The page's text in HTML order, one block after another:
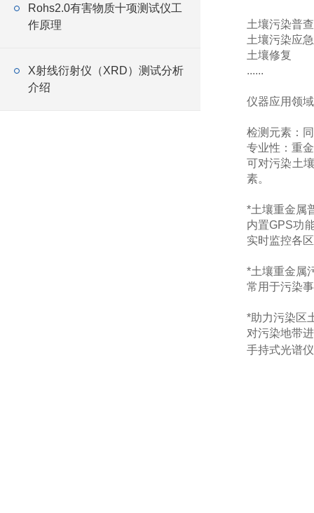
Rohs2.0有害物质十项测试仪工
作原理
X射线衍射仪（XRD）测试分析
介绍
土壤污染普
土壤污染应
土壤修复
......
仪器应用领
检测元素：
专业性：重
可对污染土
素。
*土壤重金属
内置GPS功
实时监控各
*土壤重金属
常用于污染
*助力污染区
对污染地带
手持式光谱仪